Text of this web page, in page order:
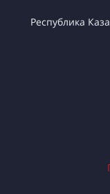
Республика